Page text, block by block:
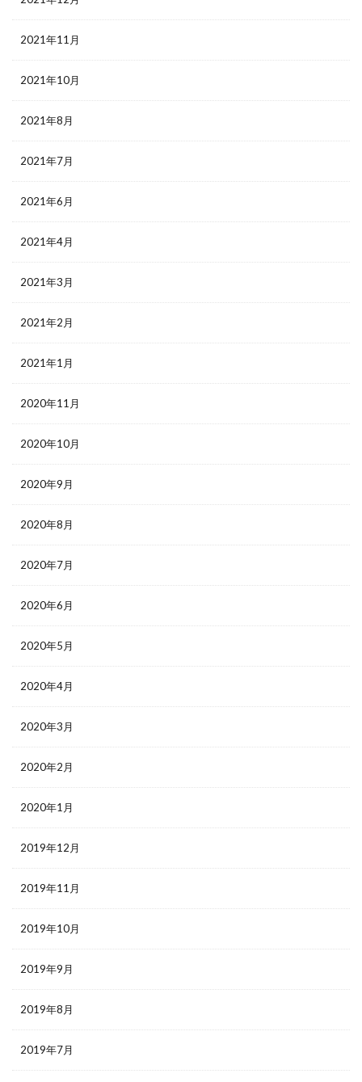
2021年11月
2021年10月
2021年8月
2021年7月
2021年6月
2021年4月
2021年3月
2021年2月
2021年1月
2020年11月
2020年10月
2020年9月
2020年8月
2020年7月
2020年6月
2020年5月
2020年4月
2020年3月
2020年2月
2020年1月
2019年12月
2019年11月
2019年10月
2019年9月
2019年8月
2019年7月